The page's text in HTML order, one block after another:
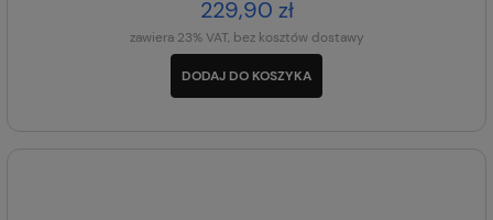
229,90 zł
zawiera 23% VAT, bez kosztów dostawy
DODAJ DO KOSZYKA